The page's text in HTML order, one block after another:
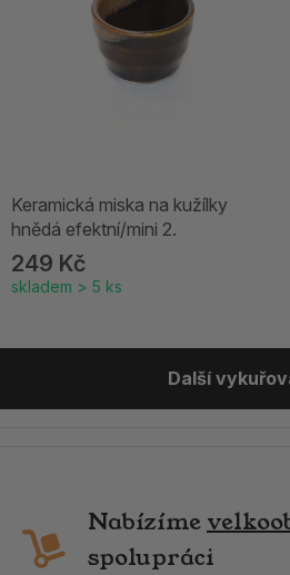
Keramická miska na kužílky
hnědá efektní/mini 2.
249 Kč
skladem > 5 ks
Další
Nabízíme
spolupráci